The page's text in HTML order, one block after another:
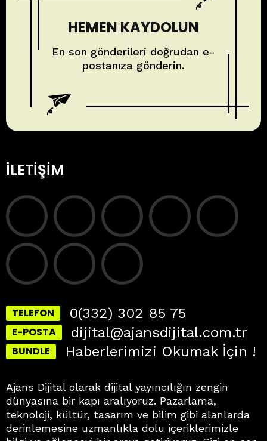
İLETIŞIM
TELEFON 0(332) 302 85 75
E-POSTA dijital@ajansdijital.com.tr
BUNDLE Haberlerimizi Okumak İçin !
Ajans Dijital olarak dijital yayıncılığın zengin
dünyasına bir kapı aralıyoruz. Pazarlama,
teknoloji, kültür, tasarım ve bilim gibi alanlarda
derinlemesine uzmanlıkla dolu içeriklerimizle
HEMEN KAYDOLUN
En son gönderileri doğrudan e-
postanıza gönderin.